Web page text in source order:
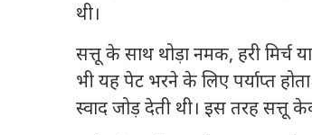
थी।
सत्तू के साथ थोड़ा नमक, हरी मिर्च
भी यह पेट भरने के लिए पर्याप्त
स्वाद जोड़ देती थी। इस तरह सत्तू